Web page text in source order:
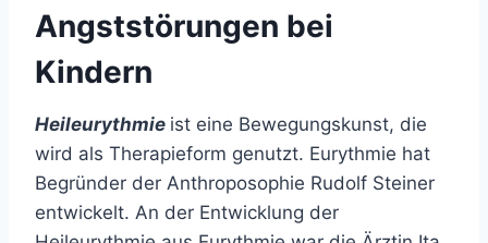
Angststörungen bei
Kindern
Heileurythmie ist eine Bewegungskunst, die
wird als Therapieform genutzt. Eurythmie hat
Begründer der Anthroposophie Rudolf Steiner
entwickelt. An der Entwicklung der